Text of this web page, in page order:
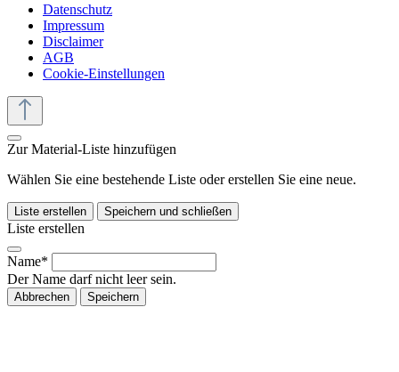
Datenschutz
Impressum
Disclaimer
AGB
Cookie-Einstellungen
Zur Material-Liste hinzufügen
Wählen Sie eine bestehende Liste oder erstellen Sie eine neue.
Liste erstellen Speichern und schließen
Liste erstellen
Name*
Der Name darf nicht leer sein.
Abbrechen Speichern